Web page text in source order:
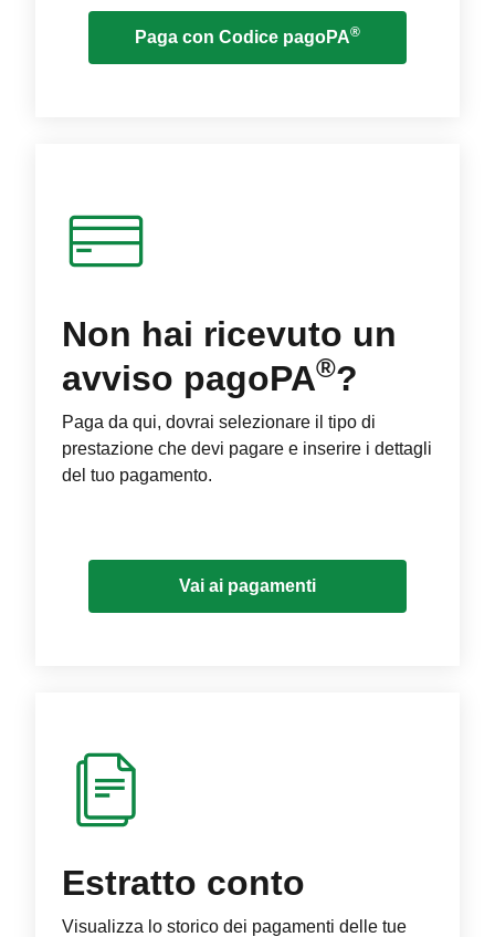
Paga con Codice pagoPA®
Non hai ricevuto un
avviso pagoPA®?
Paga da qui, dovrai selezionare il tipo di
prestazione che devi pagare e inserire i dettagli
del tuo pagamento.
Vai ai pagamenti
Estratto conto
Visualizza lo storico dei pagamenti delle tue